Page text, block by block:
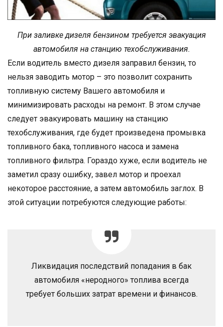
При заливке дизеля бензином требуется эвакуация
автомобиля на станцию техобслуживания.
Если водитель вместо дизеля заправил бензин, то
нельзя заводить мотор – это позволит сохранить
топливную систему Вашего автомобиля и
минимизировать расходы на ремонт. В этом случае
следует эвакуировать машину на станцию
техобслуживания, где будет произведена промывка
топливного бака, топливного насоса и замена
топливного фильтра. Гораздо хуже, если водитель не
заметил сразу ошибку, завел мотор и проехал
некоторое расстояние, а затем автомобиль заглох. В
этой ситуации потребуются следующие работы:
Ликвидация последствий попадания в бак
автомобиля «неродного» топлива всегда
требует больших затрат времени и финансов.